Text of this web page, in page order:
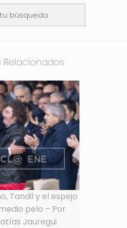
Relacionados
Tandil y el espejo
pelo – Por
Jauregui